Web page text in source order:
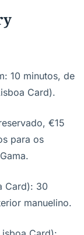
10 minutos, de
Card).
€15
para os
Card): 30
manuelino.